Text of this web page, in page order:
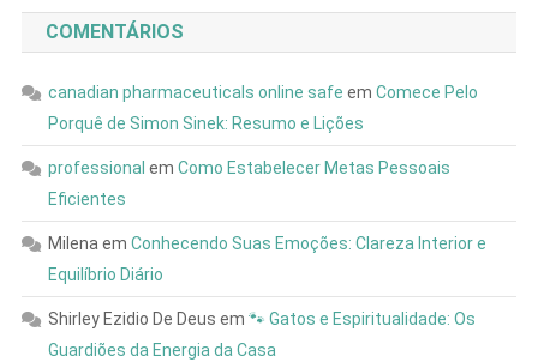
COMENTÁRIOS
canadian pharmaceuticals online safe em Comece Pelo
Porquê de Simon Sinek: Resumo e Lições
professional em Como Estabelecer Metas Pessoais
Eficientes
Milenaem Conhecendo Suas Emoções: Clareza Interior e
Equilíbrio Diário
Shirley Ezidio De Deus em 🐾 Gatos e Espiritualidade: Os
Guardiões da Energia da Casa